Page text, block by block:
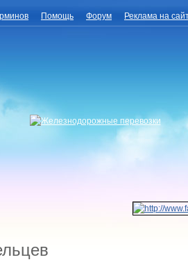
Помощь Форум Реклама на